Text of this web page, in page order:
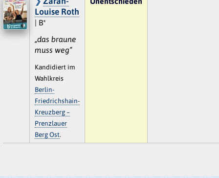
Louise Roth
| B*
„das braune
muss weg“
Kandidiert im
Wahlkreis
Berlin-
Friedrichshain-
Kreuzberg –
Prenzlauer
Berg Ost.